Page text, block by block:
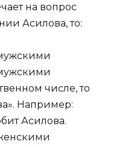
на вопрос
Асилова, то:
числе, то
Например:
Асилова.